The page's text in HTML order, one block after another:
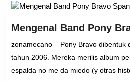
Mengenal Band Pony
zonamecano – Pony Bravo dibentuk
tahun 2006. Mereka merilis album
espalda no me da miedo (y otras